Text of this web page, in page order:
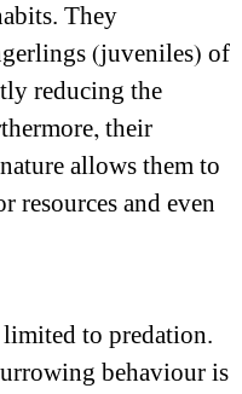
They
(juveniles) of
reducing the
their
allows them to
resources and even
limited to predation.
behaviour is